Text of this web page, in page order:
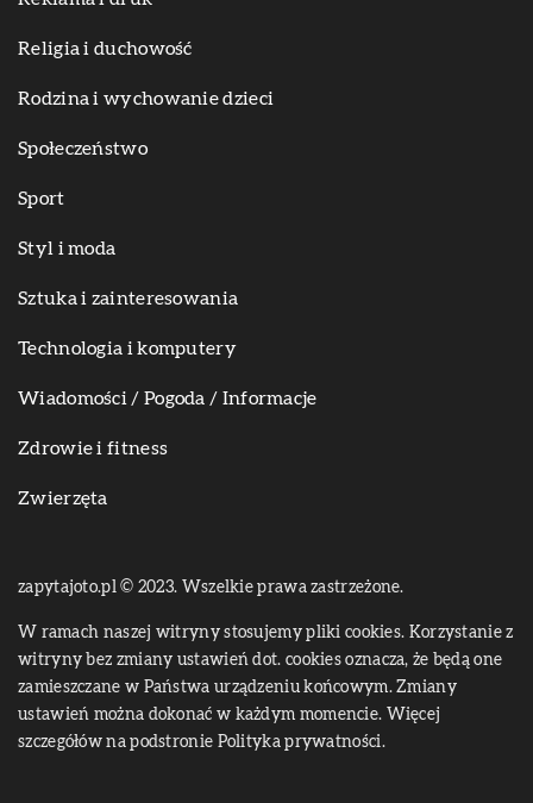
Religia i duchowość
Rodzina i wychowanie dzieci
Społeczeństwo
Sport
Styl i moda
Sztuka i zainteresowania
Technologia i komputery
Wiadomości / Pogoda / Informacje
Zdrowie i fitness
Zwierzęta
zapytajoto.pl © 2023. Wszelkie prawa zastrzeżone.
W ramach naszej witryny stosujemy pliki cookies. Korzystanie z
witryny bez zmiany ustawień dot. cookies oznacza, że będą one
zamieszczane w Państwa urządzeniu końcowym. Zmiany
ustawień można dokonać w każdym momencie. Więcej
szczegółów na podstronie Polityka prywatności.